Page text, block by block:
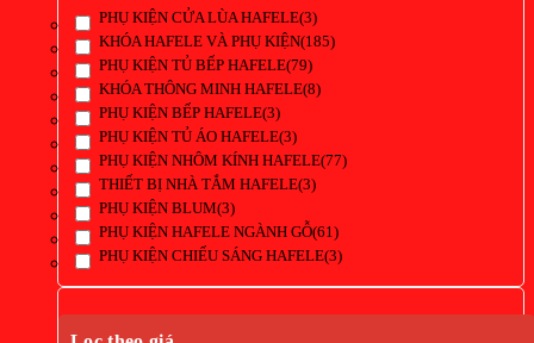
PHỤ KIỆN CỬA LÙA HAFELE(3)
KHÓA HAFELE VÀ PHỤ KIỆN(185)
PHỤ KIỆN TỦ BẾP HAFELE(79)
KHÓA THÔNG MINH HAFELE(8)
PHỤ KIỆN BẾP HAFELE(3)
PHỤ KIỆN TỦ ÁO HAFELE(3)
PHỤ KIỆN NHÔM KÍNH HAFELE(77)
THIẾT BỊ NHÀ TẮM HAFELE(3)
PHỤ KIỆN BLUM(3)
PHỤ KIỆN HAFELE NGÀNH GỖ(61)
PHỤ KIỆN CHIẾU SÁNG HAFELE(3)